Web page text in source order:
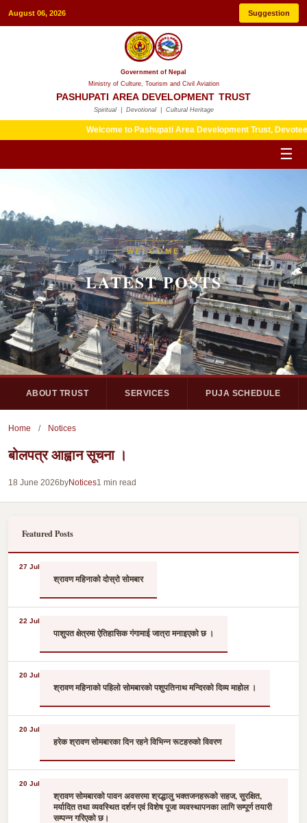
August 06, 2026 Suggestion
Government of Nepal
Ministry of Culture, Tourism and Civil Aviation
PASHUPATI AREA DEVELOPMENT TRUST
Spiritual | Devotional | Cultural Heritage
Welcome to Pashupati Area Development Trust, Devotees
☰
WELCOME
LATEST POSTS
HERITAGE
LATEST POSTS
ABOUT TRUST SERVICES PUJA SCHEDULE
Home / Notices
बोलपत्र आह्वान सूचना ।
18 June 2026byNotices1 min read
Featured Posts
27 Jul
श्रावण महिनाको दोस्रो सोमबार
22 Jul
पाशुपत क्षेत्रमा ऐतिहासिक गंगामाई जात्रा मनाइएको छ ।
20 Jul
श्रावण महिनाको पहिलो सोमबारको पशुपतिनाथ मन्दिरको दिव्य माहोल ।
20 Jul
हरेक श्रावण सोमबारका दिन रहने विभिन्न रूटहरुको विवरण
20 Jul
श्रावण सोमबारको पावन अवसरमा श्रद्धालु भक्तजनहरूको सहज, सुरक्षित,
मर्यादित तथा व्यवस्थित दर्शन एवं विशेष पूजा व्यवस्थापनका लागि सम्पूर्ण तयारी
सम्पन्न गरिएको छ।